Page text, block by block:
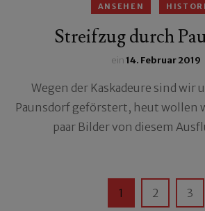
ANSEHEN
Streifzug durch
ein14. Februar 2019
Wegen der Kaskadeure sind wir
Paunsdorf geförstert, heut wollen
paar Bilder von diesem
Seitennummerierung
Seite
1 Seite
2 3